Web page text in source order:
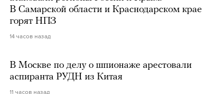
В Самарской области и Краснодарском крае
горят НПЗ
14 часов назад
В Москве по делу о шпионаже арестовали
аспиранта РУДН из Китая
11 часов назад